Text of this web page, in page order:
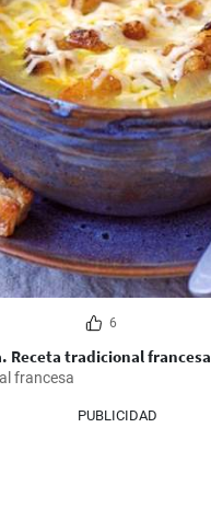
6
Receta tradicional francesa
francesa
PUBLICIDAD